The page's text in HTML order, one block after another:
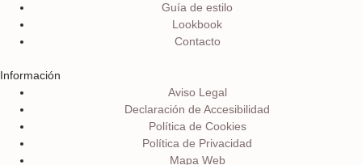
Guía de estilo
Lookbook
Contacto
Información
Aviso Legal
Declaración de Accesibilidad
Política de Cookies
Política de Privacidad
Mapa Web